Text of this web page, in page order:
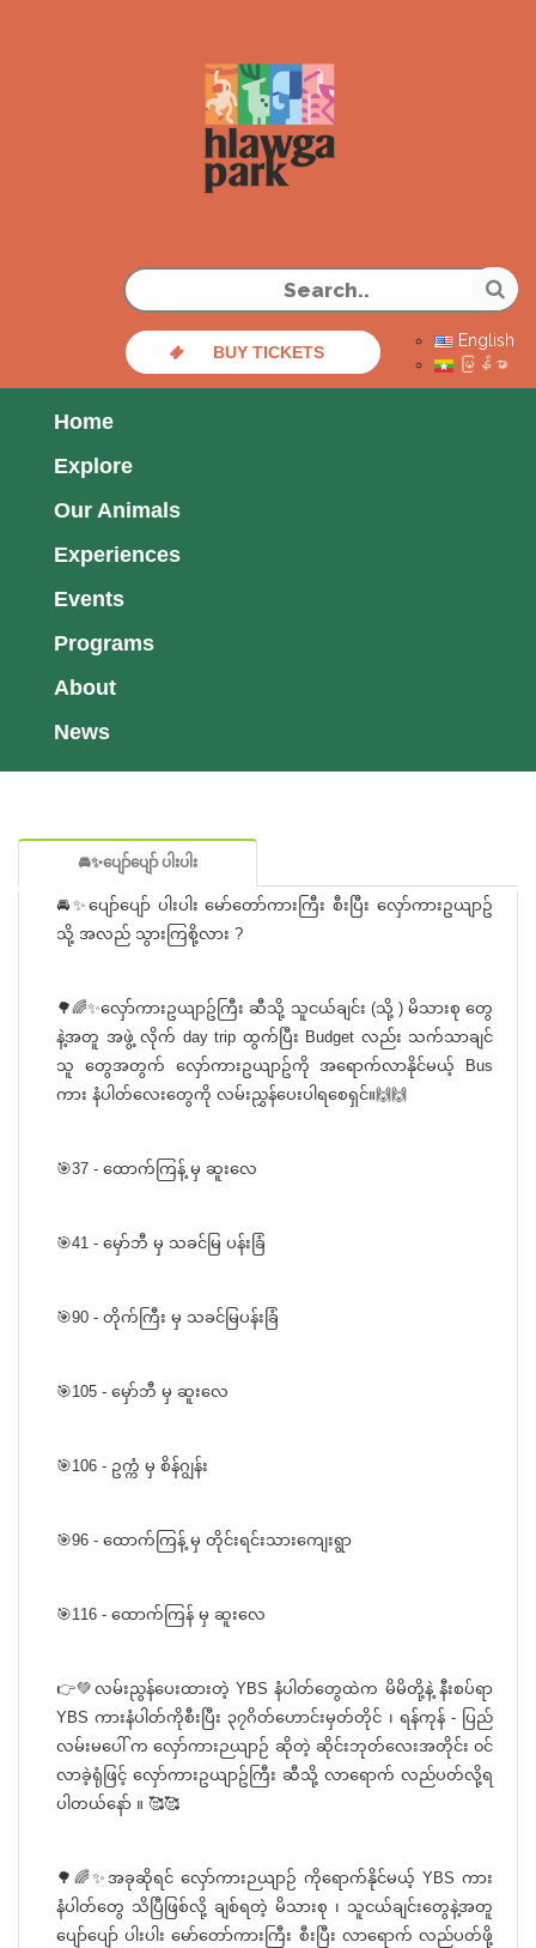
BUY TICKETS
English
မြန်မာ
Home
Explore
Our Animals
Experiences
Events
Programs
About
News
🚘✨ပျော်ပျော် ပါးပါး
🚘✨ပျော်ပျော် ပါးပါး မော်တော်ကားကြီး စီးပြီး လှော်ကားဥယျာဥ်
သို့ အလည် သွားကြစို့လား ?
🌳🌈✨လှော်ကားဥယျာဥ်ကြီး ဆီသို့ သူငယ်ချင်း (သို့ ) မိသားစု တွေ
နဲ့အတူ အဖွဲ့ လိုက် day trip ထွက်ပြီး Budget လည်း သက်သာချင်
သူ တွေအတွက် လှော်ကားဥယျာဥ်ကို အရောက်လာနိုင်မယ့် Bus
ကား နံပါတ်လေးတွေကို လမ်းညွှန်ပေးပါရစေရှင်။🙌🙌
🎯37 - ထောက်ကြန့် မှ ဆူးလေ
🎯41 - မှော်ဘီ မှ သခင်မြ ပန်းခြံ
🎯90 - တိုက်ကြီး မှ သခင်မြပန်းခြံ
🎯105 - မှော်ဘီ မှ ဆူးလေ
🎯106 - ဥက္ကံ မှ စိန်ဂျွန်း
🎯96 - ထောက်ကြန့် မှ တိုင်းရင်းသားကျေးရွာ
🎯116 - ထောက်ကြန် မှ ဆူးလေ
👉💚လမ်းညွန်ပေးထားတဲ့ YBS နံပါတ်တွေထဲက မိမိတို့နဲ့ နီးစပ်ရာ
YBS ကားနံပါတ်ကိုစီးပြီး ၃၇ဂိတ်ဟောင်းမှတ်တိုင် ၊ ရန်ကုန် - ပြည်
လမ်းမပေါ် က လှော်ကားဉယျာဉ် ဆိုတဲ့ ဆိုင်းဘုတ်လေးအတိုင်း ၀င်
လာခဲ့ရုံဖြင့် လှော်ကားဥယျာဥ်ကြီး ဆီသို့ လာရောက် လည်ပတ်လို့ရ
ပါတယ်နော် ။ 🥰🥰
🌳🌈✨အခုဆိုရင် လှော်ကားဉယျာဉ် ကိုရောက်နိုင်မယ့် YBS ကား
နံပါတ်တွေ သိပြီဖြစ်လို့ ချစ်ရတဲ့ မိသားစု ၊ သူငယ်ချင်းတွေနဲ့အတူ
ပျော်ပျော် ပါးပါး မော်တော်ကားကြီး စီးပြီး လာရောက် လည်ပတ်ဖို့